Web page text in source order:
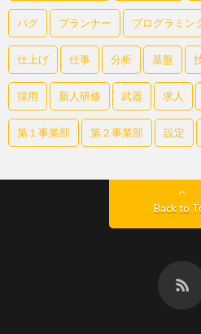
バグ プランナー プログラミン
仕上げ 仕事 分析 基盤
採用 新人研修 武器 求人
第１事業部 第２事業部 設定
Back to